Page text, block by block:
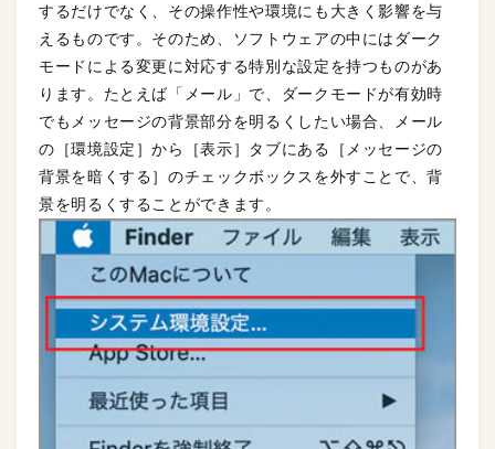
するだけでなく、その操作性や環境にも大きく影響を与
えるものです。そのため、ソフトウェアの中にはダーク
モードによる変更に対応する特別な設定を持つものがあ
ります。たとえば「メール」で、ダークモードが有効時
でもメッセージの背景部分を明るくしたい場合、メール
の［環境設定］から［表示］タブにある［メッセージの
背景を暗くする］のチェックボックスを外すことで、背
景を明るくすることができます。